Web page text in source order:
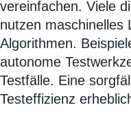
vereinfachen. Viele
nutzen maschinelles
Algorithmen.
autonome
Testfälle. Eine
Testeffizienz